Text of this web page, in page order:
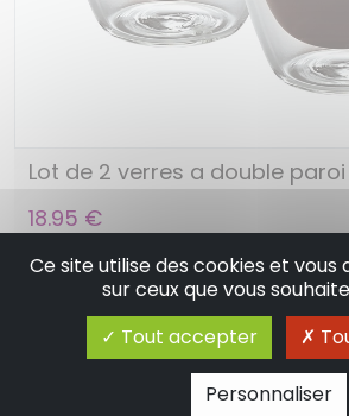
Lot de 2 verres a double
18.95 €
Ajouter au panier
Ce site utilise des cookies et
sur ceux que vous
Tout accepter
Personnaliser